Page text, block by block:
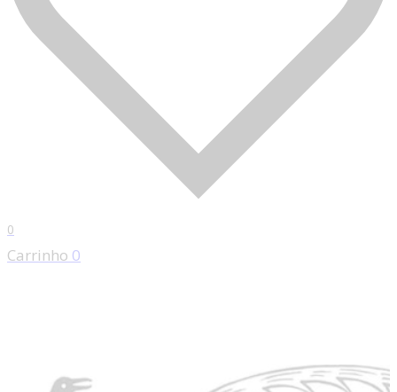
0
Carrinho 0